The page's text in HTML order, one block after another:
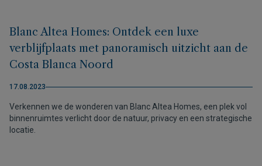
Blanc Altea Homes: Ontdek een luxe
verblijfplaats met panoramisch uitzicht aan de
Costa Blanca Noord
17.08.2023
Verkennen we de wonderen van Blanc Altea Homes, een plek vol
binnenruimtes verlicht door de natuur, privacy en een strategische
locatie.